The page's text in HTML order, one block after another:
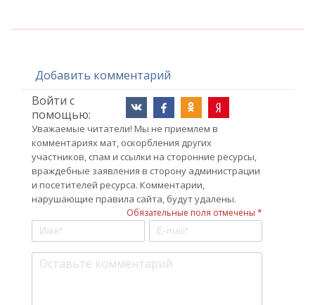
Добавить комментарий
Войти с
помощью:
Уважаемые читатели! Мы не приемлем в
комментариях мат, оскорбления других
участников, спам и ссылки на сторонние ресурсы,
враждебные заявления в сторону администрации
и посетителей ресурса. Комментарии,
нарушающие правила сайта, будут удалены.
Обязательные поля отмечены *